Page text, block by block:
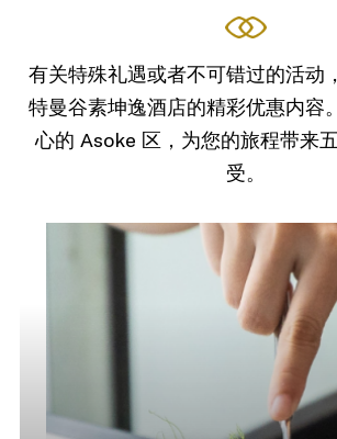
有关特殊礼遇或者不可错过的活动
特曼谷素坤逸酒店的精彩优惠内容
心的 Asoke 区，为您的旅程带来
受。